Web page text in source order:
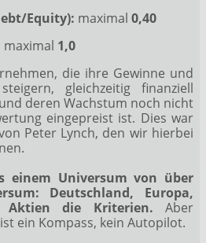
Equity): maximal 0,40
maximal 1,0
die ihre Gewinne und
gleichzeitig finanziell
deren Wachstum noch nicht
eingepreist ist. Dies war
Peter Lynch, den wir hierbei
einem Universum von über
Deutschland, Europa,
Aktien die Kriterien. Aber
ein Kompass, kein Autopilot.